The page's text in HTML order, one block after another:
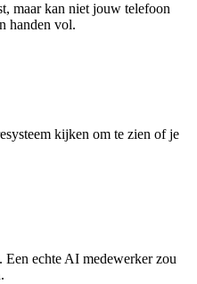
maar kan niet jouw telefoon
handen vol.
kijken om te zien of je
echte AI medewerker zou